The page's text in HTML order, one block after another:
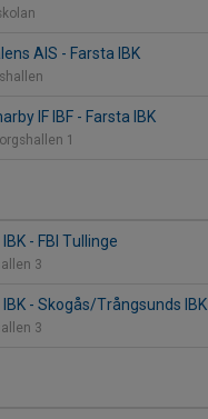
AIS - Farsta IBK
IF IBF - Farsta IBK
1
- FBI Tullinge
3
IBK - Skogås/Trångsunds IBK
3